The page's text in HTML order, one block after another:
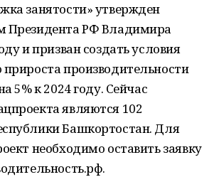
занятости» утвержден
Президента РФ Владимира
и призван создать условия
производительности
5% к 2024 году. Сейчас
являются 102
Башкортостан. Для
необходимо оставить заявку